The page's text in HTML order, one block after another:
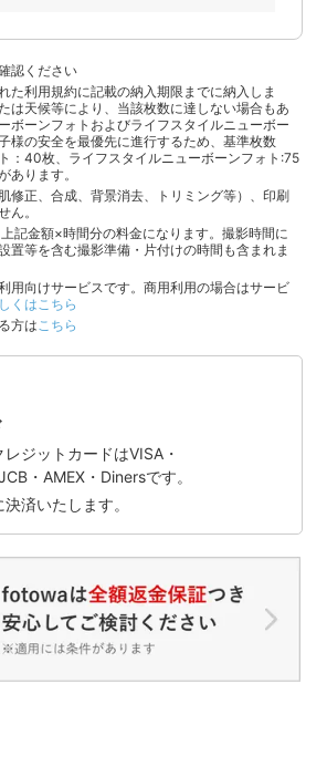
認ください
た利用規約に記載の納入期限までに納入しま
は天候等により、当該枚数に達しない場合もあ
ボーンフォトおよびライフスタイルニューボー
様の安全を最優先に進行するため、基準枚数
：40枚、ライフスタイルニューボーンフォト:75
あります。
修正、合成、背景消去、トリミング等）、印刷
ん。
記金額×時間分の料金になります。撮影時間に
置等を含む撮影準備・片付けの時間も含まれま
用向けサービスです。商用利用の場合はサービ
くはこちら
方は こちら
ジットカードはVISA・
・AMEX・Dinersです。
済いたします。